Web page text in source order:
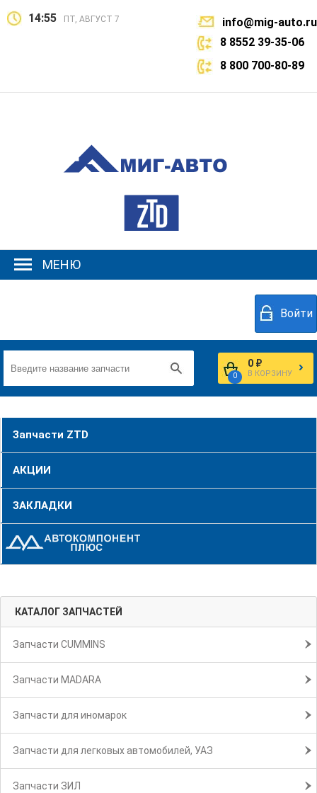
14:55 ПТ, АВГУСТ 7
info@mig-auto.ru
8 8552 39-35-06
8 800 700-80-89
МЕНЮ
Войти
0
0 ₽
В КОРЗИНУ
Запчасти ZTD
АКЦИИ
ЗАКЛАДКИ
КАТАЛОГ ЗАПЧАСТЕЙ
Запчасти CUMMINS
Запчасти MADARA
Запчасти для иномарок
Запчасти для легковых автомобилей, УАЗ
Запчасти ЗИЛ